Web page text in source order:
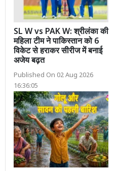
SL W vs PAK W: श्रीलंका की
महिला टीम ने पाकिस्तान को 6
विकेट से हराकर सीरीज में बनाई
अजेय बढ़त
Published On 02 Aug 2026
16:36:05